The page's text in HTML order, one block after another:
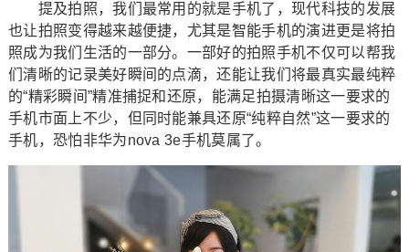
提及拍照，我们最常用的就是手机了，现代科技的发展
也让拍照变得越来越便捷，尤其是智能手机的演进更是将拍
照成为我们生活的一部分。一部好的拍照手机不仅可以帮我
们清晰的记录美好瞬间的点滴，还能让我们将最真实最纯粹
的“精彩瞬间”精准捕捉和还原，能满足拍摄清晰这一要求的
手机市面上不少，但同时能兼具还原“纯粹自然”这一要求的
手机，恐怕非华为nova 3e手机莫属了。